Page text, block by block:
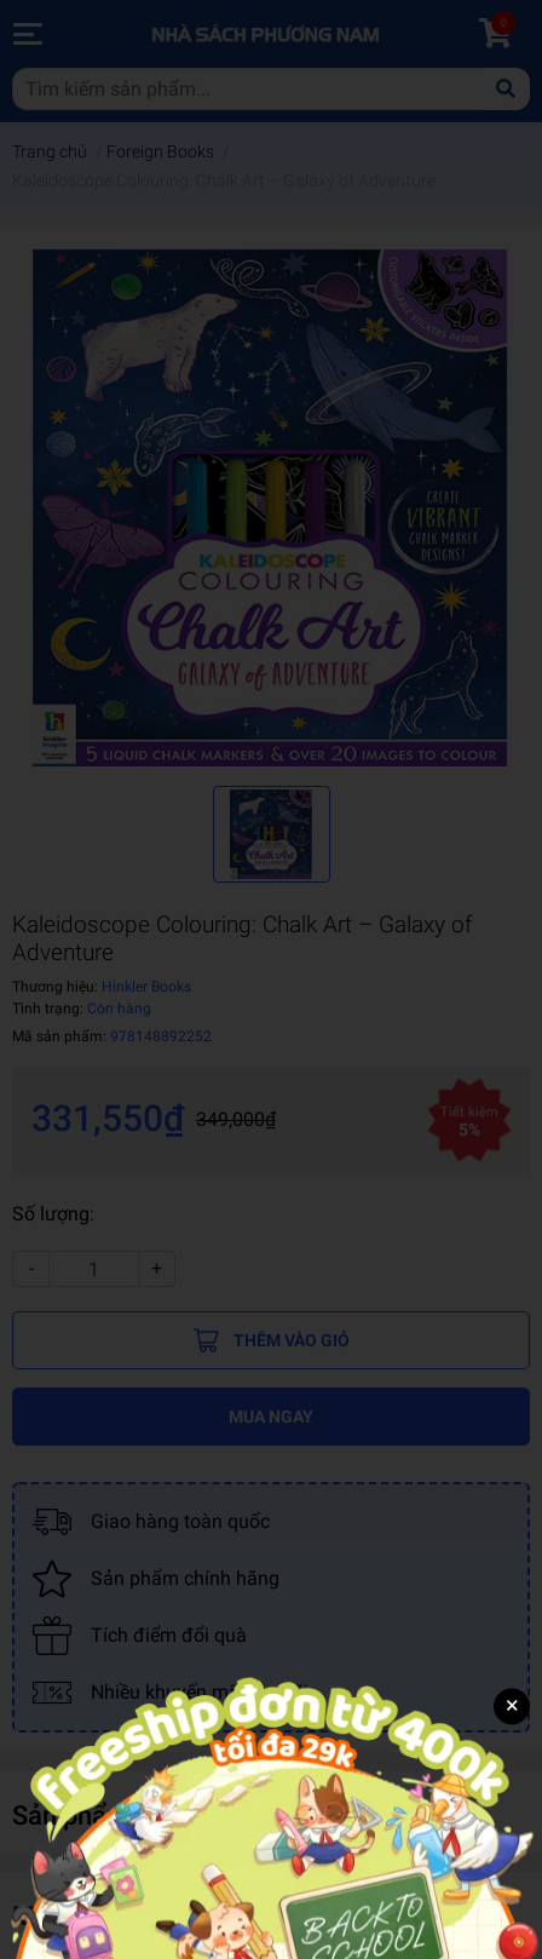
0
Trang chủ Foreign Books
Kaleidoscope Colouring: Chalk Art – Galaxy of
Adventure
Thương hiệu: Hinkler Books
Tình trạng: Còn hàng
Mã sản phẩm: 978148892252
331,550₫ 349,000₫ Tiết kiệm
5%
Số lượng:
- +
THÊM VÀO GIỎ
MUA NGAY
Giao hàng toàn quốc
Sản phẩm chính hãng
Tích điểm đổi quà
Nhiều khuyến mãi, ưu đãi
Sản phẩm cùng loại
Mô tả sản phẩm
×